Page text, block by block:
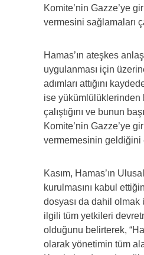
Komite’nin Gazze’ye
vermesini sağlamaları
Hamas’ın ateşkes
uygulanması için
adımları attığını
ise yükümlülüklerinden
çalıştığını ve bunun
Komite’nin Gazze’ye
vermemesinin geldiğini
Kasım, Hamas’ın
kurulmasını kabul
dosyası da dahil olmak
ilgili tüm yetkileri
olduğunu belirterek,
olarak yönetimin tüm